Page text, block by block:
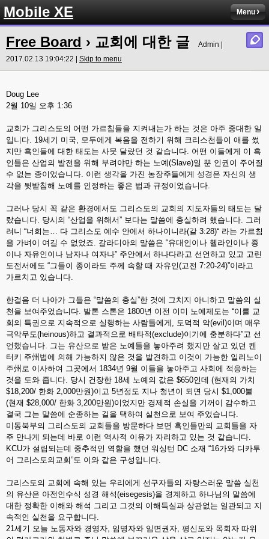
Mobile XE Menu
Free Board › 교회에 대한 글
Admin |
2017.02.13 19:04:22 | Skip to menu
Doug Lee
2월 10일 오후 1:36
교회가 그리스도의 어떤 가르침들을 지켜내는가 하는 것은 아주 중대한 일
입니다. 19세기 미국, 모두에게 복음을 전하기 위해 크리스천들이 애를 썼
지만 흑인들에 대한 태도는 사뭇 달랐던 것 같습니다. 어떤 이들에게 이 흑
인들은 산업의 발전을 위해 부려야만 하는 노예(Slave)일 뿐 인권이 주어질
수 없는 종이었습니다. 이런 생각을 가진 농장주들에게 성경은 자신의 생
각을 뒷받침해 노예를 인정하는 좋은 법과 규정이었습니다.
그러나 당시 꼭 같은 환경에서도 그리스도의 교회의 지도자들의 태도는 달
랐습니다. 당시의 “산업을 위해서” 보다는 말씀에 충실하려 했습니다. 그러
려니 “너희는… 다 그리스도 예수 안에서 하나이니라(갈 3:28)“ 라는 가르침
을 가벼이 여길 수 없었죠. 갈라디아의 말씀은 “유대인이나 헬라인이나 종
이나 자유인이나 남자나 여자나” 주안에서 하나다라고 선언하고 있고 고린
도전서에도 “그들이 종이라도 주께 속할 때 자유인(고전 7:20-24)”이라고
가르치고 있습니다.
한걸음 더 나아가 그들은 “말씀의 충실”한 것에 그치지 아니하고 말씀의 실
천을 보여주었습니다. 발톤 스톤은 1800년 이전 이미 노예제도는 “이를 교
회의 특권으로 지속적으로 실행하는 사람들에게, 도덕적 악(evil)이며 매우
극악무도(heinous)하고 결과적으로 배타적(exclude)이기에 충분하다”고 선
언했습니다. 그는 유산으로 받은 노예들을 놓아주려 했지만 살고 있던 켄
터키 주州법에 의해 가능하지 않은 것을 발견하고 이것이 가능한 일리노이
주州로 이사하여 그곳에서 1834년 9월 이들을 놓아주고 사회에 적응하는
것을 도와 줍니다. 당시 건장한 18세 노예의 값은 $650인데 (현재의 가치
$18,200/ 한화 2,000만원)이고 5년정도 지나 청년이 되면 당시 $1,000불
(현재 $28,000/ 한화 3,200만원)이었지만 경제적 손실을 기꺼이 감수하고
결국 그는 말씀에 순종하는 길을 택하여 실천으로 보여 주었습니다.
미동북부의 그리스도의 교회들을 방문하다 보면 흑인들만의 교회들을 자
주 만나게 되는데 바로 이런 역사적 이유가 자리하고 있는 것 같습니다.
KCU가 설립되는데 중추적인 역할을 했던 워싱턴 DC 소재 “16가와 디카투
어 그리스도의교회”도 이와 같은 구성입니다.
그리스도의 교회에 속해 있는 우리에게 선구자들의 자랑스러운 말씀 실천
의 유산은 아전인수식 성경 해석(eisegesis)을 경계하고 하나님의 말씀에
대한 정확한 이해와 해석 그리고 그것의 이해득실과 상관없는 일관되고 지
속적인 실천을 요구합니다.
21세기 오늘 노동자와 경영자, 임명자와 임면권자, 평신도와 목회자 따위